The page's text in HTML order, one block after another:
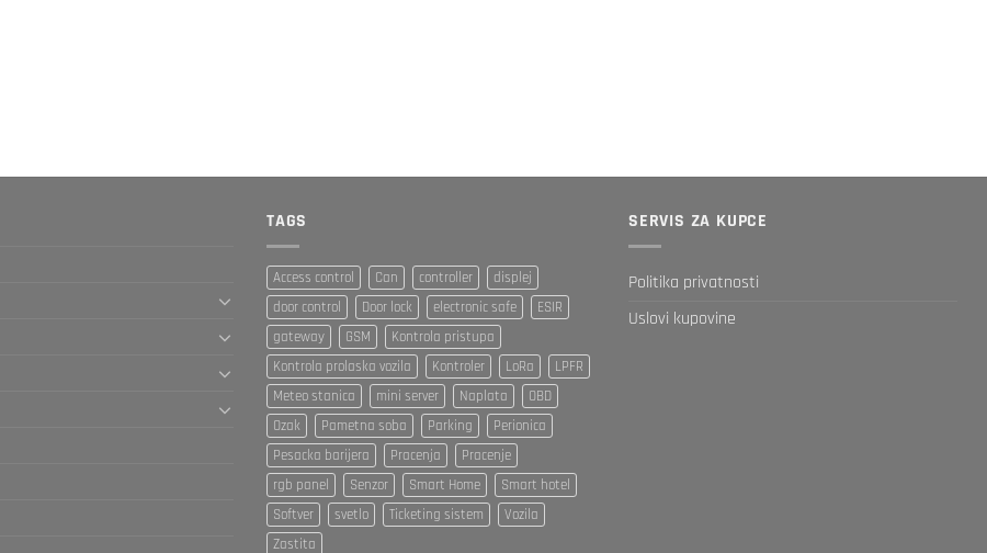
TAGS
Access control Can controller
displej
door control
Door lock electronic safe
ESIR
gateway
GSM
Kontrola pristupa
Kontrola prolaska vozila
Kontroler LoRa
LPFR
Meteo stanica
mini server Naplata
OBD
Ozak
Pametna soba Parking
Perionica
Pesacka barijera
Pracenja
Pracenje
rgb panel
Senzor Smart Home
Smart hotel
Softver
svetlo Ticketing sistem
Vozila
Zastita
SERVIS ZA KUPCE
Politika privatnosti
Uslovi kupovine